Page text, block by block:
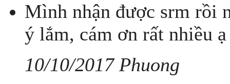
Mình nhận được srm rồi
ý lắm, cám ơn rất nhiều ạ
10/10/2017 Phuong